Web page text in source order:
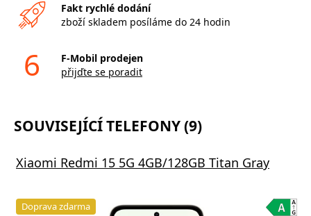
Fakt rychlé dodání
zboží skladem posíláme do 24 hodin
6
F-Mobil prodejen
přijďte se poradit
SOUVISEJÍCÍ TELEFONY (9)
Xiaomi Redmi 15 5G 4GB/128GB Titan Gray
Doprava zdarma